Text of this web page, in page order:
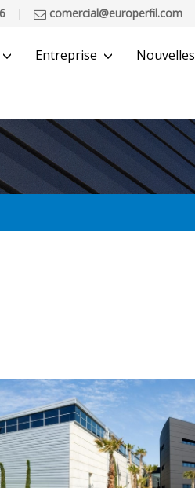
| comercial@europerfil.com
Entreprise Nouvelles